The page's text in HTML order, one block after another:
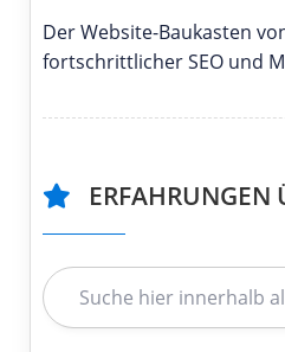
Der Website-Baukasten
fortschrittlicher SEO und
ERFAHRUNGEN